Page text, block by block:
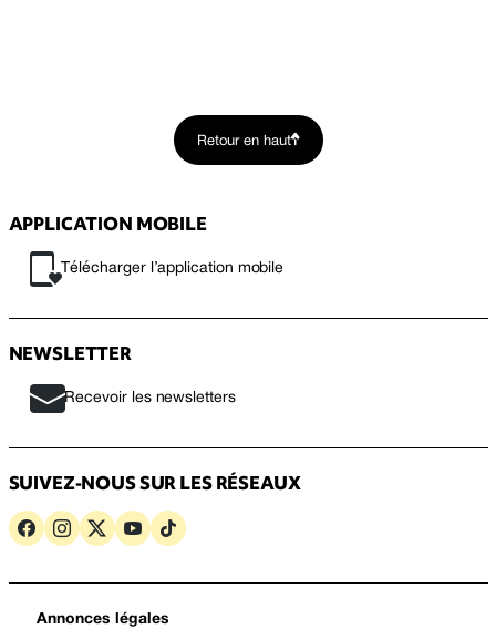
Retour en haut
APPLICATION MOBILE
Télécharger l’application mobile
NEWSLETTER
Recevoir les newsletters
SUIVEZ-NOUS SUR LES RÉSEAUX
Annonces légales